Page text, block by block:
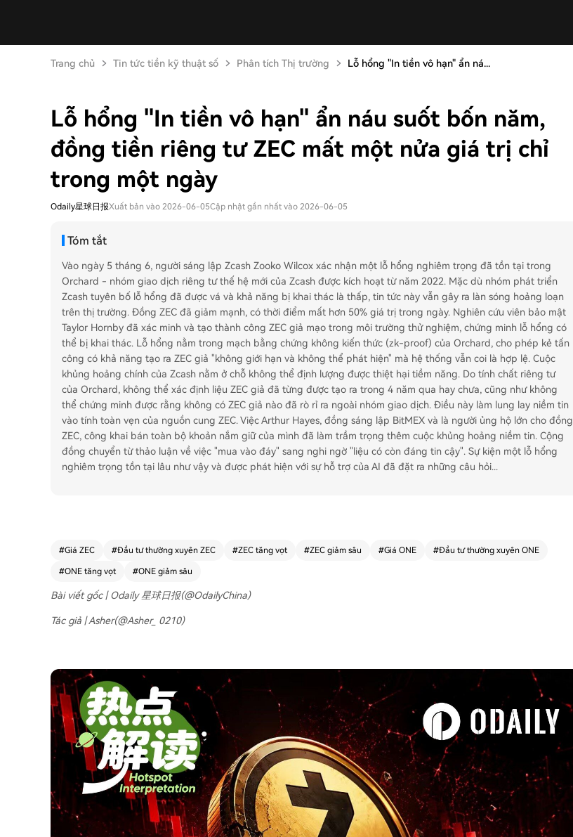
Trang chủ Tin tức tiền kỹ thuật số Phân tích Thị trường Lỗ hổng "In tiền vô hạn" ẩn ná...
Lỗ hổng "In tiền vô hạn" ẩn náu suốt bốn năm,
đồng tiền riêng tư ZEC mất một nửa giá trị chỉ
trong một ngày
Odaily星球日报Xuất bản vào 2026-06-05Cập nhật gần nhất vào 2026-06-05
Tóm tắt
Vào ngày 5 tháng 6, người sáng lập Zcash Zooko Wilcox xác nhận một lỗ hổng nghiêm trọng đã tồn tại trong
Orchard - nhóm giao dịch riêng tư thế hệ mới của Zcash được kích hoạt từ năm 2022. Mặc dù nhóm phát triển
Zcash tuyên bố lỗ hổng đã được vá và khả năng bị khai thác là thấp, tin tức này vẫn gây ra làn sóng hoảng loạn
trên thị trường. Đồng ZEC đã giảm mạnh, có thời điểm mất hơn 50% giá trị trong ngày. Nghiên cứu viên bảo mật
Taylor Hornby đã xác minh và tạo thành công ZEC giả mạo trong môi trường thử nghiệm, chứng minh lỗ hổng có
thể bị khai thác. Lỗ hổng nằm trong mạch bằng chứng không kiến thức (zk-proof) của Orchard, cho phép kẻ tấn
công có khả năng tạo ra ZEC giả "không giới hạn và không thể phát hiện" mà hệ thống vẫn coi là hợp lệ. Cuộc
khủng hoảng chính của Zcash nằm ở chỗ không thể định lượng được thiệt hại tiềm năng. Do tính chất riêng tư
của Orchard, không thể xác định liệu ZEC giả đã từng được tạo ra trong 4 năm qua hay chưa, cũng như không
thể chứng minh được rằng không có ZEC giả nào đã rò rỉ ra ngoài nhóm giao dịch. Điều này làm lung lay niềm tin
vào tính toàn vẹn của nguồn cung ZEC. Việc Arthur Hayes, đồng sáng lập BitMEX và là người ủng hộ lớn cho đồng
ZEC, công khai bán toàn bộ khoản nắm giữ của mình đã làm trầm trọng thêm cuộc khủng hoảng niềm tin. Cộng
đồng chuyển từ thảo luận về việc "mua vào đáy" sang nghi ngờ "liệu có còn đáng tin cậy". Sự kiện một lỗ hổng
nghiêm trọng tồn tại lâu như vậy và được phát hiện với sự hỗ trợ của AI đã đặt ra những câu hỏi...
#Giá ZEC #Đầu tư thường xuyên ZEC #ZEC tăng vọt #ZEC giảm sâu #Giá ONE #Đầu tư thường xuyên ONE
#ONE tăng vọt #ONE giảm sâu
Bài viết gốc | Odaily 星球日报(@OdailyChina)
Tác giả | Asher(@Asher_ 0210)